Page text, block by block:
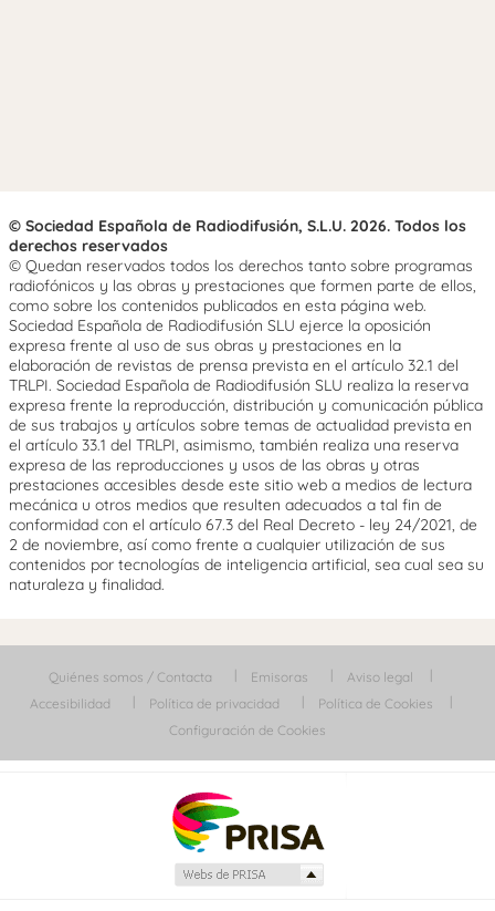
© Sociedad Española de Radiodifusión, S.L.U. 2026. Todos los
derechos reservados
© Quedan reservados todos los derechos tanto sobre programas
radiofónicos y las obras y prestaciones que formen parte de ellos,
como sobre los contenidos publicados en esta página web.
Sociedad Española de Radiodifusión SLU ejerce la oposición
expresa frente al uso de sus obras y prestaciones en la
elaboración de revistas de prensa prevista en el artículo 32.1 del
TRLPI. Sociedad Española de Radiodifusión SLU realiza la reserva
expresa frente la reproducción, distribución y comunicación pública
de sus trabajos y artículos sobre temas de actualidad prevista en
el artículo 33.1 del TRLPI, asimismo, también realiza una reserva
expresa de las reproducciones y usos de las obras y otras
prestaciones accesibles desde este sitio web a medios de lectura
mecánica u otros medios que resulten adecuados a tal fin de
conformidad con el artículo 67.3 del Real Decreto - ley 24/2021, de
2 de noviembre, así como frente a cualquier utilización de sus
contenidos por tecnologías de inteligencia artificial, sea cual sea su
naturaleza y finalidad.
Quiénes somos / Contacta Emisoras
Aviso legal
Accesibilidad
Política de privacidad
Política de Cookies
Configuración de Cookies